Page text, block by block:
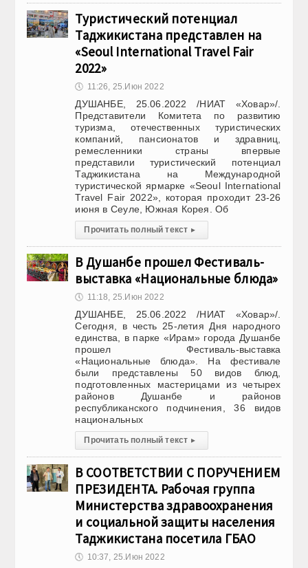
Туристический потенциал
Таджикистана представлен на
«Seoul International Travel Fair
2022»
🕔 11:26, 25.Июн 2022
ДУШАНБЕ, 25.06.2022 /НИАТ «Ховар»/.
Представители Комитета по развитию
туризма, отечественных туристических
компаний, пансионатов и здравниц,
ремесленники страны впервые
представили туристический потенциал
Таджикистана на Международной
туристической ярмарке «Seoul International
Travel Fair 2022», которая проходит 23-26
июня в Сеуле, Южная Корея. Об
Прочитать полный текст ▸
В Душанбе прошел Фестиваль-
выставка «Национальные блюда»
🕔 11:18, 25.Июн 2022
ДУШАНБЕ, 25.06.2022 /НИАТ «Ховар»/.
Сегодня, в честь 25-летия Дня народного
единства, в парке «Ирам» города Душанбе
прошел Фестиваль-выставка
«Национальные блюда». На фестивале
были представлены 50 видов блюд,
подготовленных мастерицами из четырех
районов Душанбе и районов
республиканского подчинения, 36 видов
национальных
Прочитать полный текст ▸
В СООТВЕТСТВИИ С ПОРУЧЕНИЕМ
ПРЕЗИДЕНТА. Рабочая группа
Министерства здравоохранения
и социальной защиты населения
Таджикистана посетила ГБАО
🕔 10:37, 25.Июн 2022